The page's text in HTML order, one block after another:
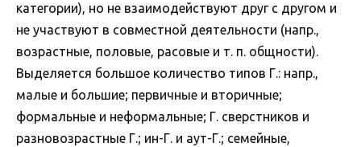
категории), но не взаимодействуют друг с другом и
не участвуют в совместной деятельности (напр.,
возрастные, половые, расовые и т. п. общности).
Выделяется большое количество типов Г.: напр.,
малые и большие; первичные и вторичные;
формальные и неформальные; Г. сверстников и
разновозрастные Г.; ин-Г. и аут-Г.; семейные,